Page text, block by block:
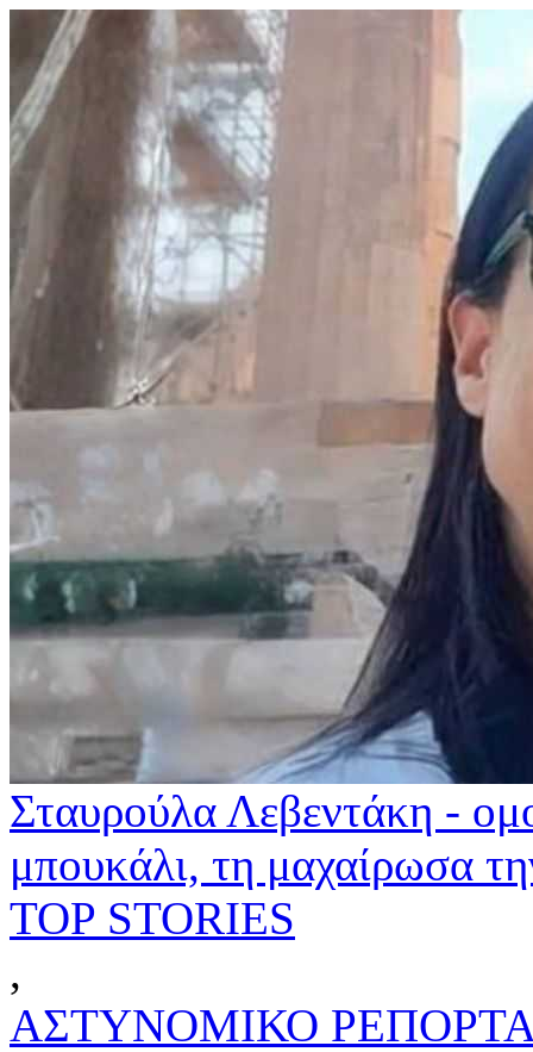
Σταυρούλα Λεβεντάκη -
μπουκάλι, τη μαχαίρωσα
TOP STORIES
,
ΑΣΤΥΝΟΜΙΚΟ